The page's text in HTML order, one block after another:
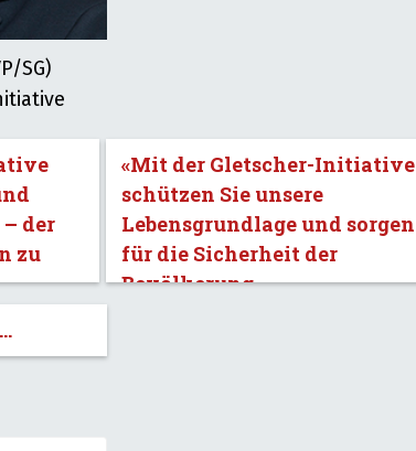
SG)
der
zu
«Mit der Gletscher-Initiative
schützen Sie unsere
Lebensgrundlage und sorgen
für die Sicherheit der
Bevölkerung.»